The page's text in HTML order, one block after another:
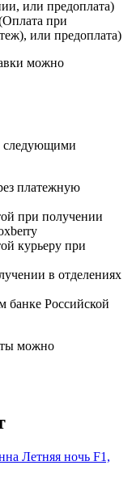
или предоплата)
при
или предоплата)
можно
следующими
платежную
при получении
курьеру при
в отделениях
банке Российской
можно